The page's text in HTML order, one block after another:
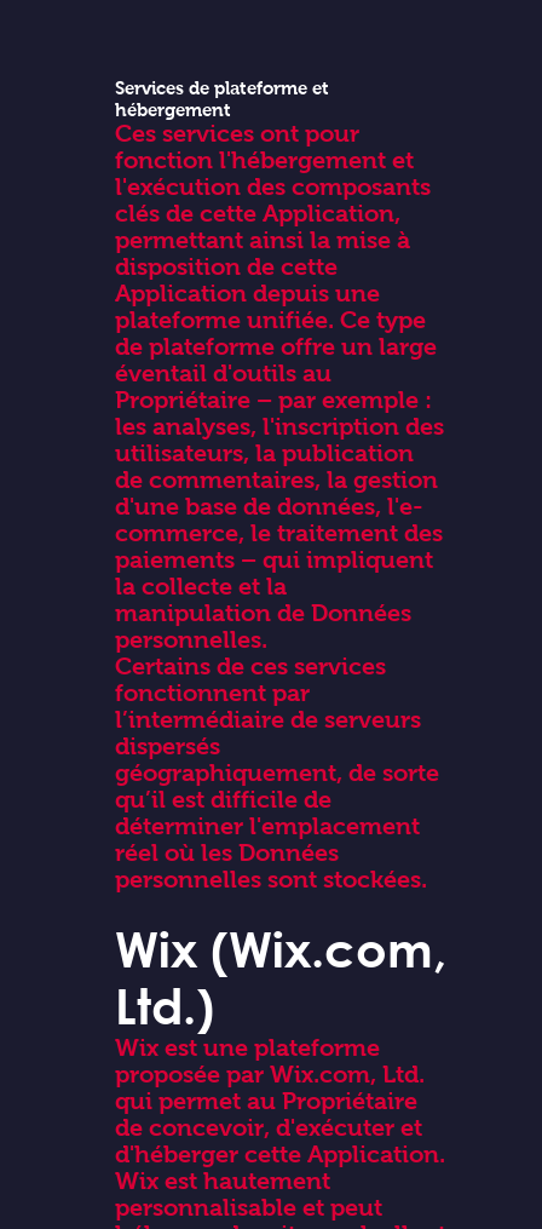
Services de plateforme et
hébergement
Ces services ont pour
fonction l'hébergement et
l'exécution des composants
clés de cette Application,
permettant ainsi la mise à
disposition de cette
Application depuis une
plateforme unifiée. Ce type
de plateforme offre un large
éventail d'outils au
Propriétaire – par exemple :
les analyses, l'inscription des
utilisateurs, la publication
de commentaires, la gestion
d'une base de données, l'e-
commerce, le traitement des
paiements – qui impliquent
la collecte et la
manipulation de Données
personnelles.
Certains de ces services
fonctionnent par
l’intermédiaire de serveurs
dispersés
géographiquement, de sorte
qu’il est difficile de
déterminer l'emplacement
réel où les Données
personnelles sont stockées.
Wix (Wix.com,
Ltd.)
Wix est une plateforme
proposée par Wix.com, Ltd.
qui permet au Propriétaire
de concevoir, d'exécuter et
d'héberger cette Application.
Wix est hautement
personnalisable et peut